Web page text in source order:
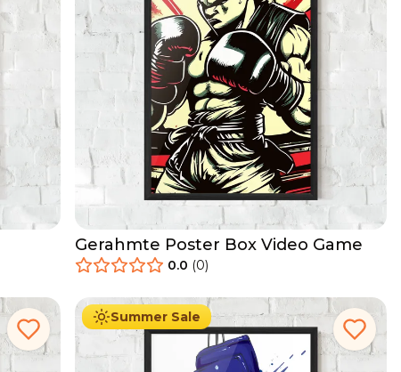
Gerahmte Poster Box Video Game
0.0 (0)
Summer Sale
Ab 49.90 € 29.90